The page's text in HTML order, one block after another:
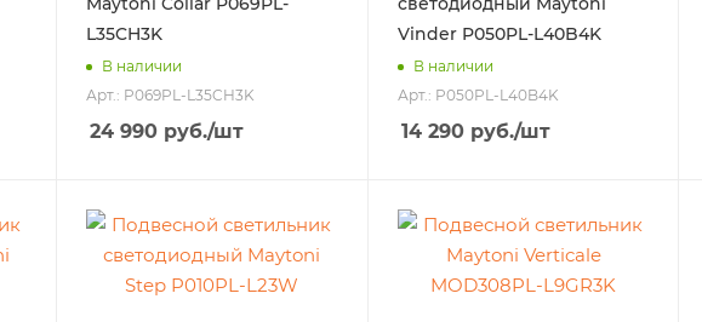
L35CH3K
В наличии
Арт.: P069PL-L35CH3K
24 990 руб./шт
Vinder P050PL-L40B4K
В наличии
Арт.: P050PL-L40B4K
14 290руб./шт